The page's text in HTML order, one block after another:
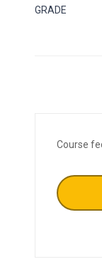
GRADE
Course